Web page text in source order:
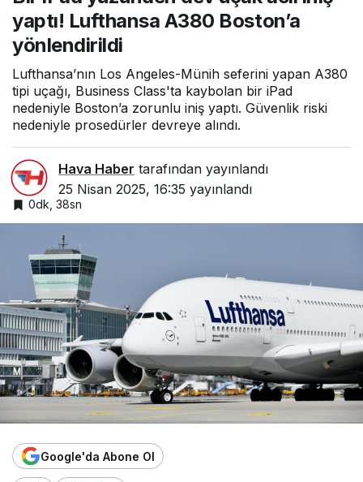
yönlendirildi
yaptı! Lufthansa A380 Boston’a
yönlendirildi
Lufthansa’nın Los Angeles-Münih seferini yapan A380
tipi uçağı, Business Class'ta kaybolan bir iPad
nedeniyle Boston’a zorunlu iniş yaptı. Güvenlik riski
nedeniyle prosedürler devreye alındı.
Hava Haber tarafından yayınlandı
25 Nisan 2025, 16:35 yayınlandı
0dk, 38sn
Google'da Abone Ol